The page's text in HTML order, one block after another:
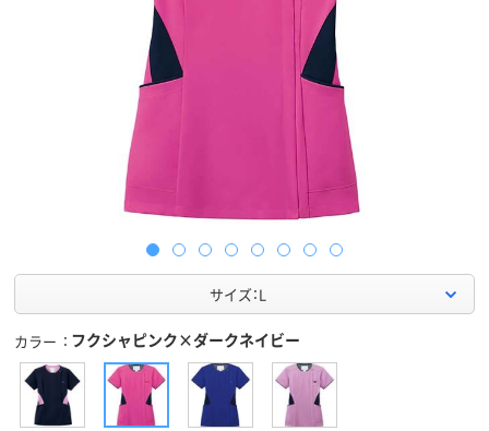
サイズ：L
カラー フクシャピンク×ダークネイビー